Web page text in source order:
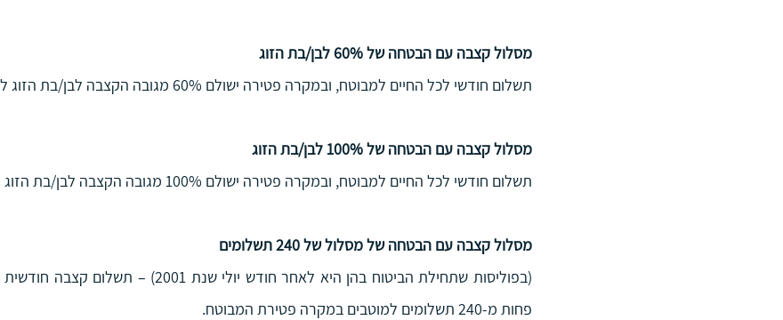
מסלול קצבה עם הבטחה של 60% לבן/בת הזוג
תשלום חודשי לכל החיים למבוטח, ובמקרה פטירה ישולם 60% מגובה הקצבה לבן/בת הזוג לכל ימי חייו/ה.
מסלול קצבה עם הבטחה של 100% לבן/בת הזוג
תשלום חודשי לכל החיים למבוטח, ובמקרה פטירה ישולם 100% מגובה הקצבה לבן/בת הזוג לכל ימי חייו/ה.
מסלול קצבה עם הבטחה של מסלול של 240 תשלומים
פחות מ-240 תשלומים למוטבים במקרה פטירת המבוטח.